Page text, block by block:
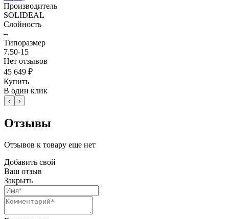
Производитель
SOLIDEAL
Слойность
–
Типоразмер
7.50-15
Нет отзывов
45 649 ₽
Купить
В один клик
‹ ›
Отзывы
Отзывов к товару еще нет
Добавить свой
Ваш отзыв
Закрыть